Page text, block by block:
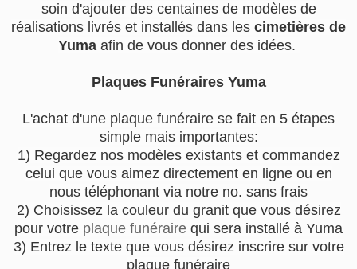
soin d'ajouter des centaines de modèles de
réalisations livrés et installés dans les cimetières de
Yumaafin de vous donner des idées.
Plaques Funéraires Yuma
L'achat d'une plaque funéraire se fait en 5 étapes
simple mais importantes:
1) Regardez nos modèles existants et commandez
celui que vous aimez directement en ligne ou en
nous téléphonant via notre no. sans frais
2) Choisissez la couleur du granit que vous désirez
pour votre plaque funéraire qui sera installé à Yuma
3) Entrez le texte que vous désirez inscrire sur votre
plaque funéraire